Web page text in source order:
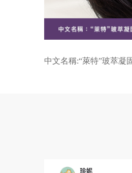
中文名稱:“萊特”玻萃凝